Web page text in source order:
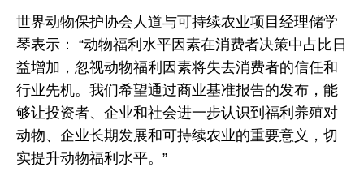
世界动物保护协会人道与可持续农业项目经理储学
琴表示： “动物福利水平因素在消费者决策中占比日
益增加，忽视动物福利因素将失去消费者的信任和
行业先机。我们希望通过商业基准报告的发布，能
够让投资者、企业和社会进一步认识到福利养殖对
动物、企业长期发展和可持续农业的重要意义，切
实提升动物福利水平。”